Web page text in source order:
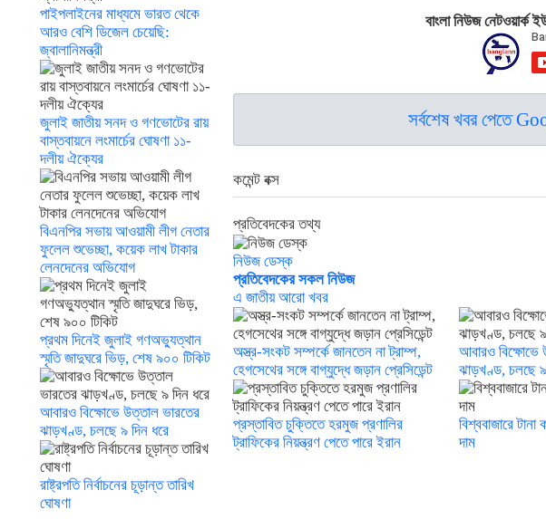
বাংলা নিউজ নেটওয়ার্ক
সর্বশেষ খবর পেতে
কমেন্ট বক্স
প্রতিবেদকের তথ্য
নিউজ ডেস্ক
প্রতিবেদকের সকল নিউজ
এ জাতীয় আরো খবর
অস্ত্র-সংকট সম্পর্কে জানতেন না ট্রাম্প,
হেগসেথের সঙ্গে বাগ্‌যুদ্ধে জড়ান প্রেসিডেন্ট
আবারও বিক্ষোভে
ঝাড়খণ্ড, চলছে ৯
প্রস্তাবিত চুক্তিতে হরমুজ প্রণালির
ট্রাফিকের নিয়ন্ত্রণ পেতে পারে ইরান
বিশ্ববাজারে
দাম
পাইপলাইনের মাধ্যমে ভারত থেকে
আরও বেশি ডিজেল চেয়েছি:
জ্বালানিমন্ত্রী
জুলাই জাতীয় সনদ ও গণভোটের রায়
বাস্তবায়নে লংমার্চের ঘোষণা ১১-
দলীয় ঐক্যের
বিএনপির সভায় আওয়ামী লীগ নেতার
ফুলেল শুভেচ্ছা, কয়েক লাখ টাকার
লেনদেনের অভিযোগ
প্রথম দিনেই জুলাই গণঅভ্যুত্থান
স্মৃতি জাদুঘরে ভিড়, শেষ ৯০০ টিকিট
আবারও বিক্ষোভে উত্তাল ভারতের
ঝাড়খণ্ড, চলছে ৯ দিন ধরে
রাষ্ট্রপতি নির্বাচনের চূড়ান্ত তারিখ
ঘোষণা